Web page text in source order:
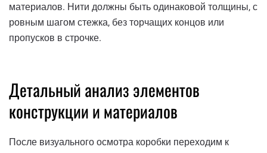
материалов. Нити должны быть одинаковой толщины, с
ровным шагом стежка, без торчащих концов или
пропусков в строчке.
Детальный анализ элементов
конструкции и материалов
После визуального осмотра коробки переходим к